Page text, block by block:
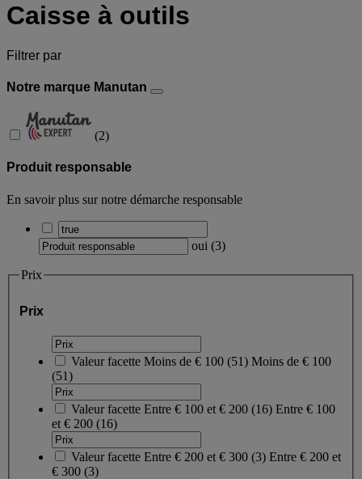
Caisse à outils
Filtrer par
Notre marque Manutan
(2)
Produit responsable
En savoir plus sur notre démarche responsable
oui (3)
Prix
Prix
Valeur facette Moins de € 100 (51) Moins de € 100
(51)
Valeur facette Entre € 100 et € 200 (16) Entre € 100
et € 200 (16)
Valeur facette Entre € 200 et € 300 (3) Entre € 200 et
€ 300 (3)